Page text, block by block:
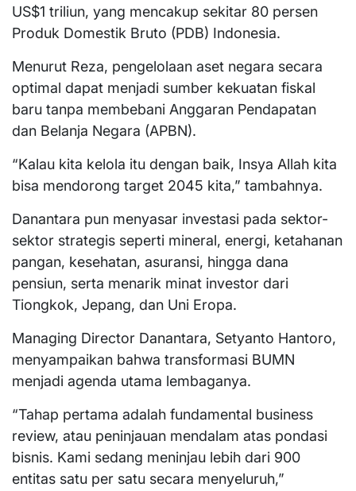
US$1 triliun, yang mencakup sekitar 80 persen
Produk Domestik Bruto (PDB) Indonesia.
Menurut Reza, pengelolaan aset negara secara
optimal dapat menjadi sumber kekuatan fiskal
baru tanpa membebani Anggaran Pendapatan
dan Belanja Negara (APBN).
“Kalau kita kelola itu dengan baik, Insya Allah kita
bisa mendorong target 2045 kita,” tambahnya.
Danantara pun menyasar investasi pada sektor-
sektor strategis seperti mineral, energi, ketahanan
pangan, kesehatan, asuransi, hingga dana
pensiun, serta menarik minat investor dari
Tiongkok, Jepang, dan Uni Eropa.
Managing Director Danantara, Setyanto Hantoro,
menyampaikan bahwa transformasi BUMN
menjadi agenda utama lembaganya.
“Tahap pertama adalah fundamental business
review, atau peninjauan mendalam atas pondasi
bisnis. Kami sedang meninjau lebih dari 900
entitas satu per satu secara menyeluruh,”